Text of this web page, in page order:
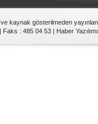
kaynak gösterilmeden
Faks : 485 04 53 | Haber Yazılımı